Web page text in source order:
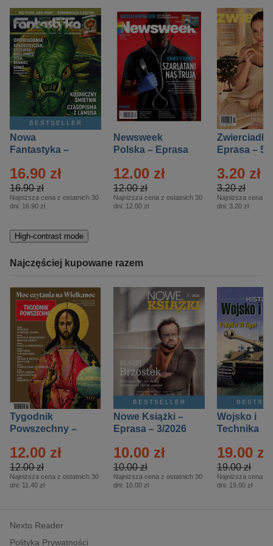
BESTSELLER
Nowa
Fantastyka –
16.90 zł
16.90 zł
Najniższa cena z ostatnich 30
dni: 16.90 zł
Newsweek
Polska – Eprasa
12.00 zł
12.00 zł
Najniższa cena z ostatnich 30
dni: 12.00 zł
Zwierciadło
Eprasa – 5/
3.20 zł
3.20 zł
Najniższa cena z
dni: 3.20 zł
High-contrast mode
Najczęściej kupowane razem
Tygodnik
Powszechny –
12.00 zł
12.00 zł
Najniższa cena z ostatnich 30
dni: 11.40 zł
BESTSELLER
Nowe Książki –
Eprasa – 3/2026
10.00 zł
10.00 zł
Najniższa cena z ostatnich 30
dni: 10.00 zł
Wojsko i
Technika
– 2/2026
19.00 zł
19.00 zł
Najniższa cena z
dni: 19.00 zł
Nexto Reader
Polityka Prywatności